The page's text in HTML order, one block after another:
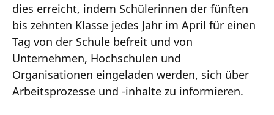
dies erreicht, indem Schülerinnen der fünften
bis zehnten Klasse jedes Jahr im April für einen
Tag von der Schule befreit und von
Unternehmen, Hochschulen und
Organisationen eingeladen werden, sich über
Arbeitsprozesse und -inhalte zu informieren.